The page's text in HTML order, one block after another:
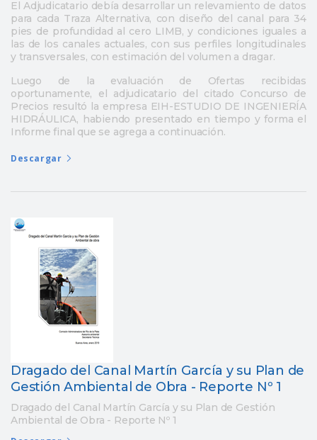
El Adjudicatario debía desarrollar un relevamiento de datos
para cada Traza Alternativa, con diseño del canal para 34
pies de profundidad al cero LIMB, y condiciones iguales a
las de los canales actuales, con sus perfiles longitudinales
y transversales, con estimación del volumen a dragar.
Luego de la evaluación de Ofertas recibidas
oportunamente, el adjudicatario del citado Concurso de
Precios resultó la empresa EIH-ESTUDIO DE INGENIERÍA
HIDRÁULICA, habiendo presentado en tiempo y forma el
Informe final que se agrega a continuación.
Descargar
Dragado del Canal Martín García y su Plan de
Gestión Ambiental de Obra - Reporte Nº 1
Dragado del Canal Martín García y su Plan de Gestión
Ambiental de Obra - Reporte Nº 1